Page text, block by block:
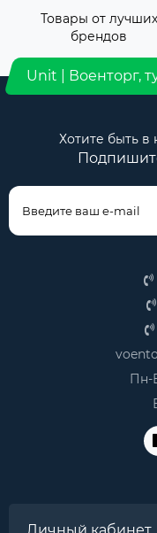
Товары от лучших
брендов
Unit | Военторг,
Хотите быть в
Пн-